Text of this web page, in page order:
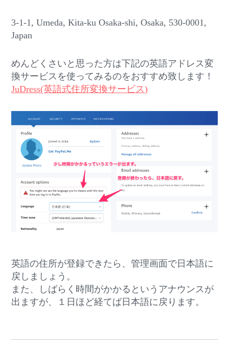
3-1-1, Umeda, Kita-ku Osaka-shi, Osaka, 530-0001,
Japan
めんどくさいと思った方は下記の英語アドレス変
換サービスを使ってみるのをおすすめ致します！
JuDress(英語式住所変換サービス)
英語の住所が登録できたら、管理画面で日本語に
戻しましょう。
また、しばらく時間がかかるというアナウンスが
出ますが、１日ほど経てば日本語に戻ります。